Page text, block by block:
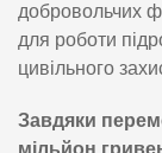
добровольчих
для роботи
цивільного
Завдяки